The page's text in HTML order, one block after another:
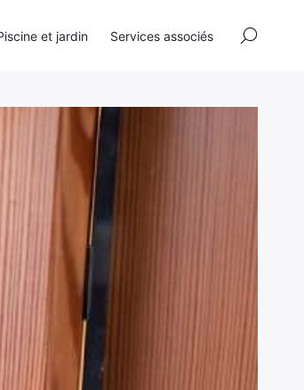
et jardin Services associés